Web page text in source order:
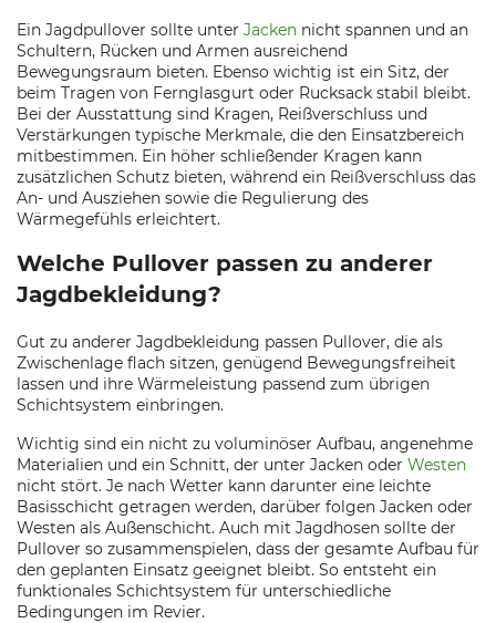
Ein Jagdpullover sollte unter Jacken nicht spannen und an
Schultern, Rücken und Armen ausreichend
Bewegungsraum bieten. Ebenso wichtig ist ein Sitz, der
beim Tragen von Fernglasgurt oder Rucksack stabil bleibt.
Bei der Ausstattung sind Kragen, Reißverschluss und
Verstärkungen typische Merkmale, die den Einsatzbereich
mitbestimmen. Ein höher schließender Kragen kann
zusätzlichen Schutz bieten, während ein Reißverschluss das
An- und Ausziehen sowie die Regulierung des
Wärmegefühls erleichtert.
Welche Pullover passen zu anderer
Jagdbekleidung?
Gut zu anderer Jagdbekleidung passen Pullover, die als
Zwischenlage flach sitzen, genügend Bewegungsfreiheit
lassen und ihre Wärmeleistung passend zum übrigen
Schichtsystem einbringen.
Wichtig sind ein nicht zu voluminöser Aufbau, angenehme
Materialien und ein Schnitt, der unter Jacken oder Westen
nicht stört. Je nach Wetter kann darunter eine leichte
Basisschicht getragen werden, darüber folgen Jacken oder
Westen als Außenschicht. Auch mit Jagdhosen sollte der
Pullover so zusammenspielen, dass der gesamte Aufbau für
den geplanten Einsatz geeignet bleibt. So entsteht ein
funktionales Schichtsystem für unterschiedliche
Bedingungen im Revier.